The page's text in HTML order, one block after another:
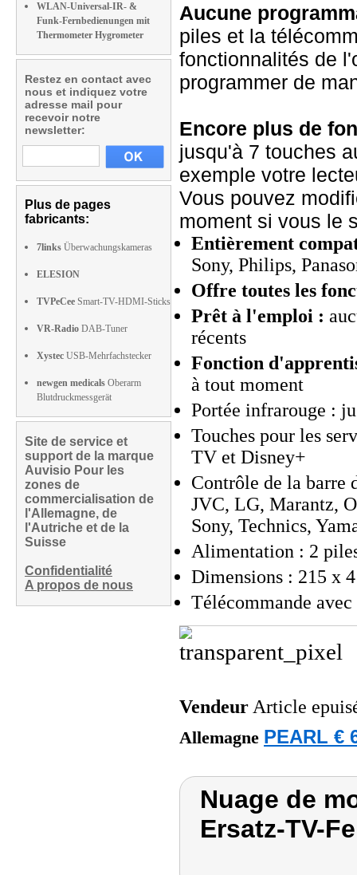
WLAN-Universal-IR- &
Funk-Fernbedienungen mit
Thermometer Hygrometer
Restez en contact avec
nous et indiquez votre
adresse mail pour
recevoir notre
newsletter:
Plus de pages
fabricants:
7links Überwachungskameras
ELESION
TVPeCee Smart-TV-HDMI-Sticks
VR-Radio DAB-Tuner
Xystec USB-Mehrfachstecker
newgen medicals Oberarm
Blutdruckmessgerät
Site de service et
support de la marque
Auvisio Pour les
zones de
commercialisation de
l'Allemagne, de
l'Autriche et de la
Suisse
Confidentialité
A propos de nous
Aucune
piles et la
fonctionnalités de
programmer de
Encore plus de
jusqu'à 7 touches
exemple votre
Vous pouvez
moment si vous le
Entièrement
Sony, Philips,
Offre toutes les
Prêt à l'emploi :
récents
Fonction
à tout moment
Portée infrarouge :
Touches pour les
TV et Disney+
Contrôle de la barre
JVC, LG, Marantz,
Sony, Technics,
Alimentation : 2
Dimensions : 215 x
Télécommande
Vendeur Article
Allemagne PEARL €
Nuage de
Ersatz-TV-